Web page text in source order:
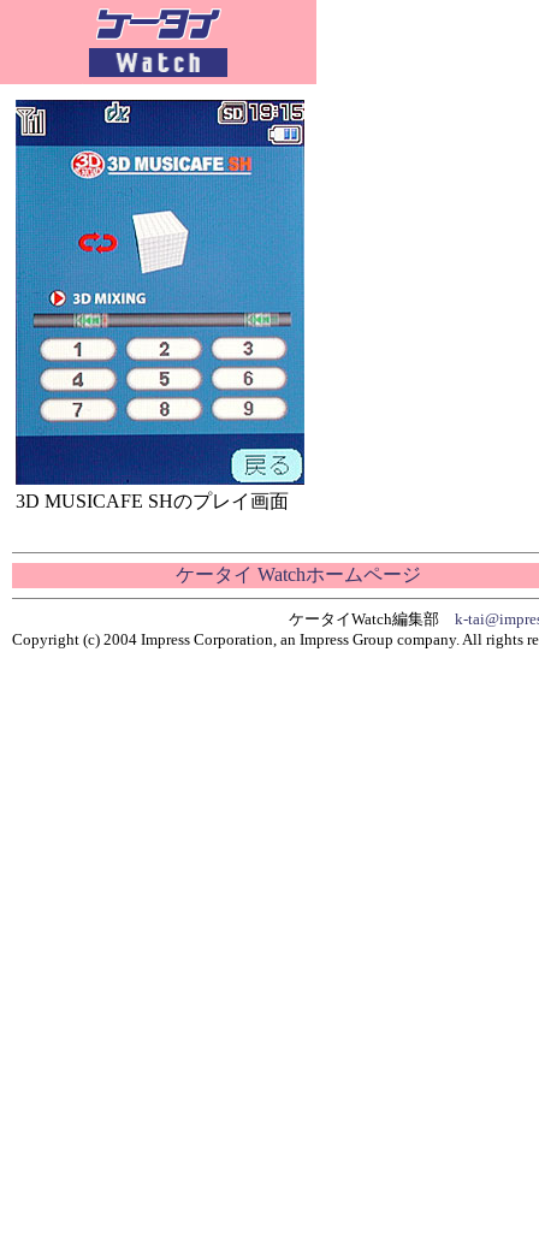
3D MUSICAFE SHのプレイ画面
ケータイ Watchホームページ
ケータイWatch編集部 k-
Copyright (c) 2004 Impress Corporation, an Impress Group company. All rights